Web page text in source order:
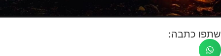
שתפו כתבה: